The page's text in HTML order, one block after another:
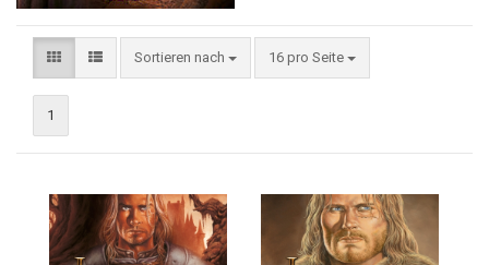
Sortieren nach 16 pro Seite
1